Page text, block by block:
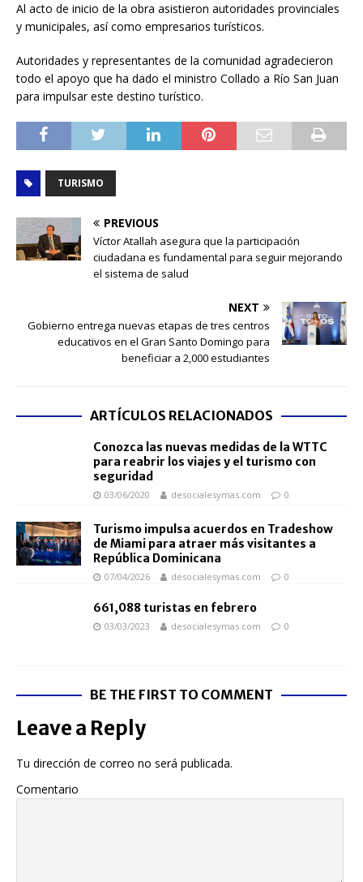
Al acto de inicio de la obra asistieron autoridades provinciales
y municipales, así como empresarios turísticos.
Autoridades y representantes de la comunidad agradecieron
todo el apoyo que ha dado el ministro Collado a Río San Juan
para impulsar este destino turístico.
TURISMO
PREVIOUS
Víctor Atallah asegura que la participación
ciudadana es fundamental para seguir mejorando
el sistema de salud
NEXT
Gobierno entrega nuevas etapas de tres centros
educativos en el Gran Santo Domingo para
beneficiar a 2,000 estudiantes
ARTÍCULOS RELACIONADOS
Conozca las nuevas medidas de la WTTC
para reabrir los viajes y el turismo con
seguridad
03/06/2020 desocialesymas.com 0
Turismo impulsa acuerdos en Tradeshow
de Miami para atraer más visitantes a
República Dominicana
07/04/2026 desocialesymas.com 0
661,088 turistas en febrero
03/03/2023 desocialesymas.com 0
BE THE FIRST TO COMMENT
Leave a Reply
Tu dirección de correo no será publicada.
Comentario